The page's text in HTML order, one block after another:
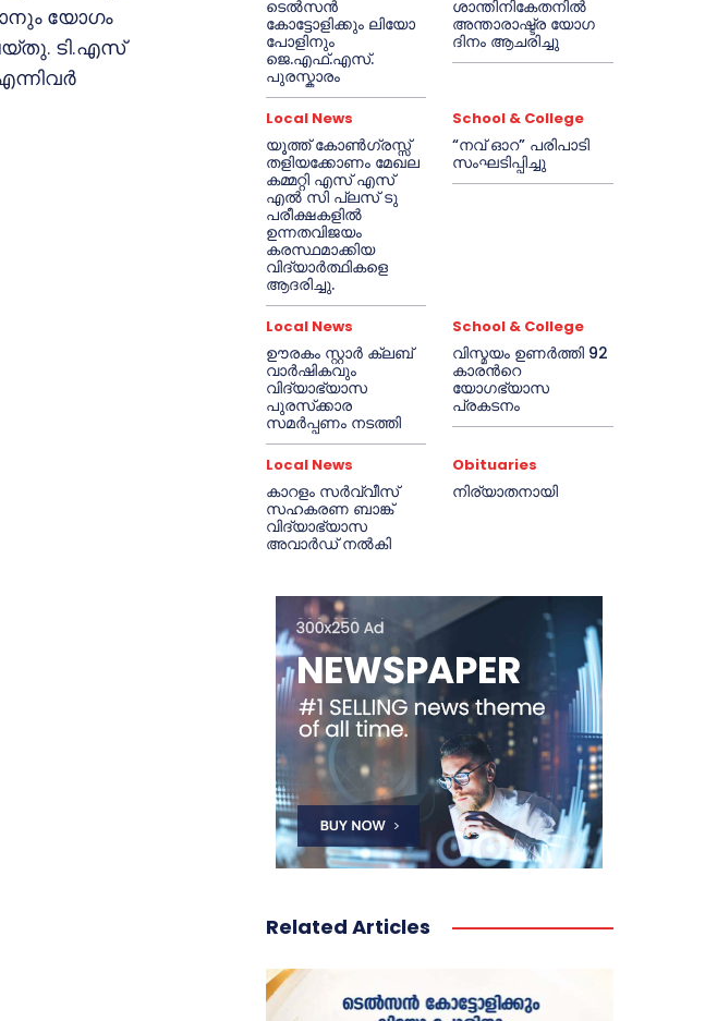
യോഗം
ടി.എസ്
ടെൽസൻ
കോട്ടോളിക്കും ലിയോ
പോളിനും
ജെ.എഫ്.എസ്.
പുരസ്കാരം
ശാന്തിനികേതനിൽ
അന്താരാഷ്ട്ര യോഗ
ദിനം ആചരിച്ചു
Local News
യൂത്ത് കോൺഗ്രസ്സ്
തളിയക്കോണം മേഖല
കമ്മറ്റി എസ് എസ്
എൽ സി പ്ലസ് ടു
പരീക്ഷകളിൽ
ഉന്നതവിജയം
കരസ്ഥമാക്കിയ
വിദ്യാർത്ഥികളെ
ആദരിച്ചു.
School & College
“നവ് ഓറ” പരിപാടി
സംഘടിപ്പിച്ചു
Local News
ഊരകം സ്റ്റാർ ക്ലബ്
വാർഷികവും
വിദ്യാഭ്യാസ
പുരസ്‌ക്കാര
സമർപ്പണം നടത്തി
School & College
വിസ്മയം ഉണർത്തി 92
കാരൻറെ
യോഗഭ്യാസ
പ്രകടനം
Local News
കാറളം സർവ്വീസ്
സഹകരണ ബാങ്ക്
വിദ്യാഭ്യാസ
അവാർഡ് നൽകി
Obituaries
നിര്യാതനായി
Related Articles